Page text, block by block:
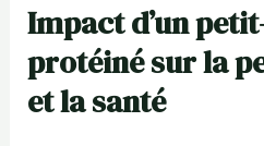
Impact d’un
protéiné sur la
et la santé